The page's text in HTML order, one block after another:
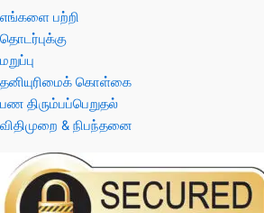
எங்களை பற்றி
தொடர்புக்கு
மறுப்பு
தனியுரிமைக் கொள்கை
பண திரும்பப்பெறுதல்
விதிமுறை & நிபந்தனை